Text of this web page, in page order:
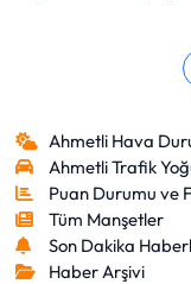
Ahmetli Hava
Ahmetli Trafik
Puan Durumu ve
Tüm Manşetler
Son Dakika
Haber Arşivi